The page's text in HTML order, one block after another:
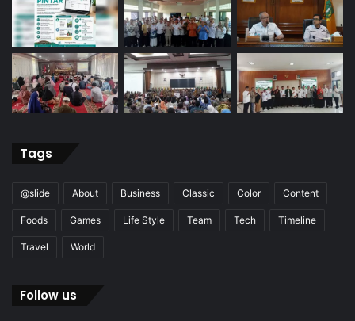
Tags
@slide About Business Classic Color Content
Foods Games Life Style Team Tech Timeline
Travel World
Follow us